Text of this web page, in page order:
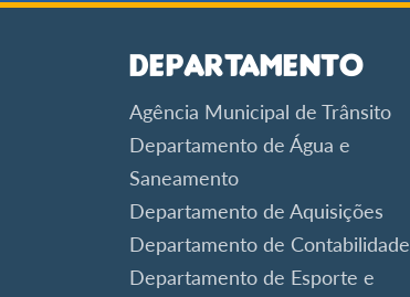
Departamento
Agência Municipal de Trânsito
Departamento de Água e
Saneamento
Departamento de Aquisições
Departamento de Contabilidade
Departamento de Esporte e